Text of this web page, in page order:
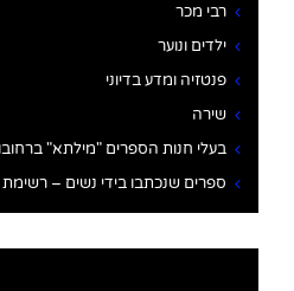
רבי מכר
ילדים ונוער
פנטזיה ומדע בדיוני
שירה
בעלי חנות הספרים "מילתא"
ספרים שנכתבו בידי נשים –